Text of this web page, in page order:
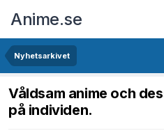
Anime.se
Nyhetsarkivet
Våldsam anime och
på individen.